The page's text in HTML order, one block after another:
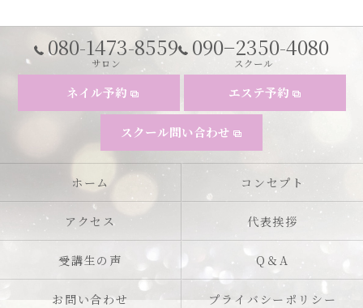
080-1473-8559
サロン
090−2350-4080
スクール
ネイル予約
スクール問い合わせ
エステ予約
ホーム コンセプト
アクセス 代表挨拶
受講生の声 Q＆A
お問い合わせ プライバシーポリシー